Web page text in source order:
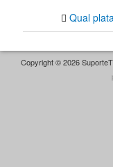
Qual
Copyright © 2026